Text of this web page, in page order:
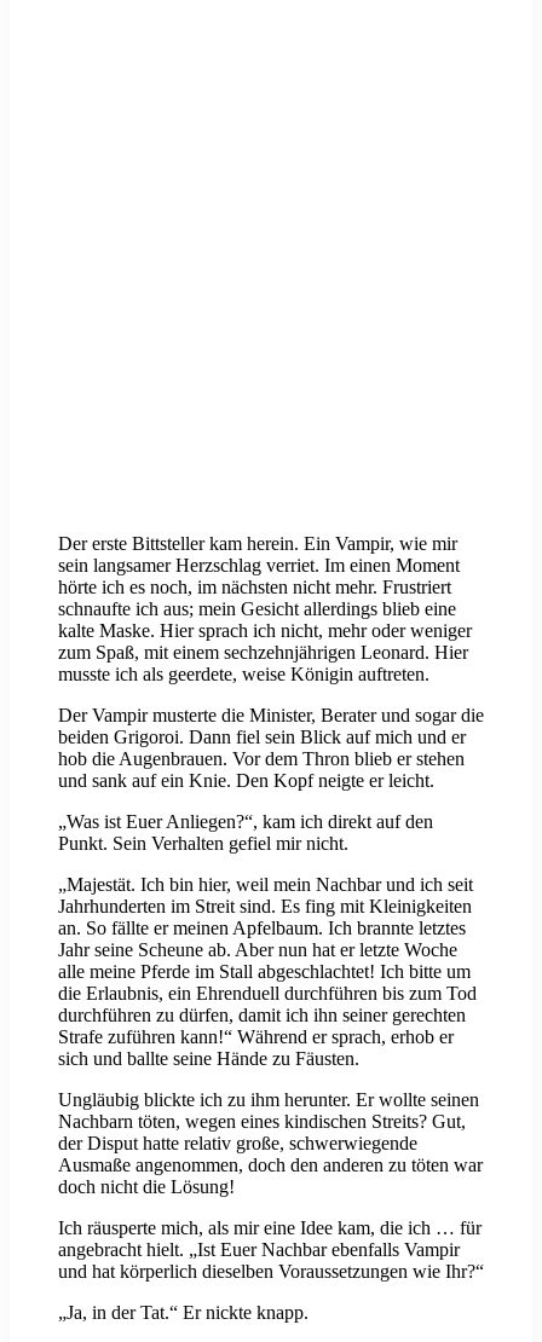
Der erste Bittsteller kam herein. Ein Vampir, wie mir
sein langsamer Herzschlag verriet. Im einen Moment
hörte ich es noch, im nächsten nicht mehr. Frustriert
schnaufte ich aus; mein Gesicht allerdings blieb eine
kalte Maske. Hier sprach ich nicht, mehr oder weniger
zum Spaß, mit einem sechzehnjährigen Leonard. Hier
musste ich als geerdete, weise Königin auftreten.
Der Vampir musterte die Minister, Berater und sogar die
beiden Grigoroi. Dann fiel sein Blick auf mich und er
hob die Augenbrauen. Vor dem Thron blieb er stehen
und sank auf ein Knie. Den Kopf neigte er leicht.
„Was ist Euer Anliegen?“, kam ich direkt auf den
Punkt. Sein Verhalten gefiel mir nicht.
„Majestät. Ich bin hier, weil mein Nachbar und ich seit
Jahrhunderten im Streit sind. Es fing mit Kleinigkeiten
an. So fällte er meinen Apfelbaum. Ich brannte letztes
Jahr seine Scheune ab. Aber nun hat er letzte Woche
alle meine Pferde im Stall abgeschlachtet! Ich bitte um
die Erlaubnis, ein Ehrenduell durchführen bis zum Tod
durchführen zu dürfen, damit ich ihn seiner gerechten
Strafe zuführen kann!“ Während er sprach, erhob er
sich und ballte seine Hände zu Fäusten.
Ungläubig blickte ich zu ihm herunter. Er wollte seinen
Nachbarn töten, wegen eines kindischen Streits? Gut,
der Disput hatte relativ große, schwerwiegende
Ausmaße angenommen, doch den anderen zu töten war
doch nicht die Lösung!
Ich räusperte mich, als mir eine Idee kam, die ich … für
angebracht hielt. „Ist Euer Nachbar ebenfalls Vampir
und hat körperlich dieselben Voraussetzungen wie Ihr?“
„Ja, in der Tat.“ Er nickte knapp.